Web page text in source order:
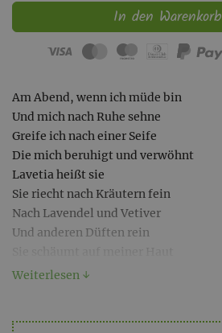
In den Warenkorb
Am Abend, wenn ich müde bin
Und mich nach Ruhe sehne
Greife ich nach einer Seife
Die mich beruhigt und verwöhnt
Lavetia heißt sie
Sie riecht nach Kräutern fein
Nach Lavendel und Vetiver
Und anderen Düften rein
Und macht sie sauber und zart
Weiterlesen ↓